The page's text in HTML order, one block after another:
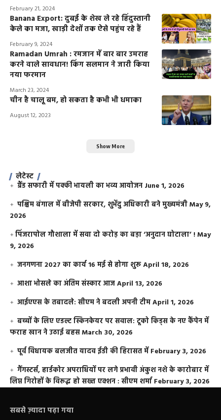
February 21, 2024
Banana Export: दुबई के शेख ले रहे हिंदुस्तानी
केले का मजा, खाड़ी देशों तक ऐसे पहुंच रहे हैं
February 9, 2024
Ramadan Umrah : रमजान में बार बार उमराह
करने वाले सावधान! किंग सलमान ने जारी किया
नया फरमान
March 23, 2024
चीन है चालू बम, हो सकता है कभी भी धमाका
August 12, 2023
Show More
लेटेस्ट
ग्रैंड सफारी में पक्की भायली का भव्य आयोजन June 1, 2026
पश्चिम बंगाल में बीजेपी सरकार, शुभेंदु अधिकारी बने मुख्यमंत्रीMay 9,
2026
​पिंजरापोल गौशाला में सवा दो करोड़ का बड़ा ‘अनुदान घोटाला’ !May
9, 2026
जनगणना 2027 का कार्य 16 मई से होगा शुरूApril 18, 2026
आशा भोसले का अंतिम संस्कार आजApril 13, 2026
आईएएस के तबादले: सीएम ने बदली अपनी टीमApril 1, 2026
बच्चों के लिए एडल्ट स्किनकेयर पर सवाल: टूको किड्स के नए कैंपेन में
फराह खान ने उठाई बहसMarch 30, 2026
पूर्व विधायक बलजीत यादव ईडी की हिरासत में February 3, 2026
गैंगस्टर्स, हार्डकोर अपराधियों पर लगे प्रभावी अंकुश नशे के कारोबार में
लिप्त गिरोहों के विरूद्ध हो सख्त एक्शन : सीएम शर्मा February 3, 2026
सबसे ज़्यादा पढ़ा गया